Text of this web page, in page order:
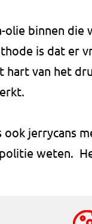
olie binnen
is dat er
hart van het
jerrycans
weten.